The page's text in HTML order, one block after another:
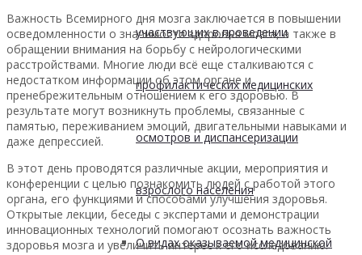
участвующих в проведении
профилактических медицинских
осмотров и диспансеризации
взрослого населения
О видах оказываемой медицинской
Важность Всемирного дня мозга заключается в повышении
осведомленности о значимости здоровья мозга, а также в
обращении внимания на борьбу с нейрологическими
расстройствами. Многие люди всё еще сталкиваются с
недостатком информации об этом органе и
пренебрежительным отношением к его здоровью. В
результате могут возникнуть проблемы, связанные с
памятью, переживанием эмоций, двигательными навыками и
даже депрессией.
В этот день проводятся различные акции, мероприятия и
конференции с целью познакомить людей с работой этого
органа, его функциями и способами улучшения здоровья.
Открытые лекции, беседы с экспертами и демонстрации
инновационных технологий помогают осознать важность
здоровья мозга и увеличить интерес к его исследованию.